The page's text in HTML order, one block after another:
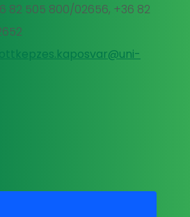
82 505 800/02656, +36 82